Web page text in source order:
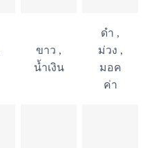
ขาว ,
น้ำเงิน
ดำ ,
ม่วง ,
มอค
ค่า